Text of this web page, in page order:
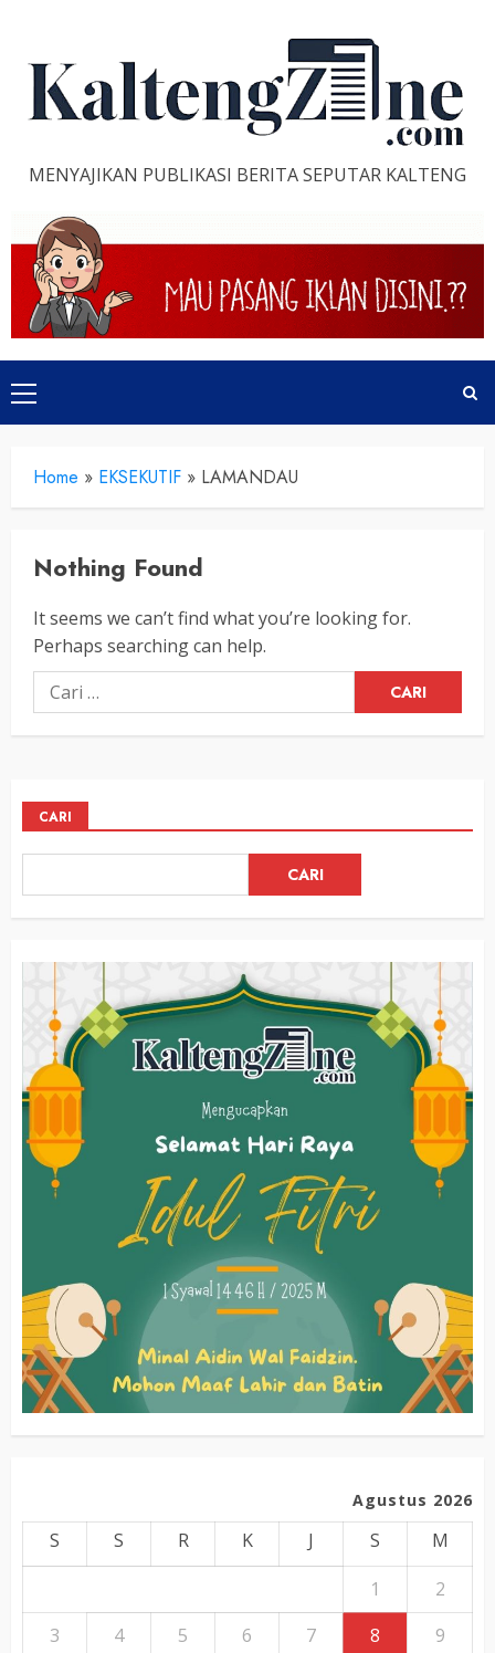
content
MENYAJIKAN PUBLIKASI BERITA SEPUTAR KALTENG
Primary
Menu
Home » EKSEKUTIF » LAMANDAU
Nothing Found
It seems we can’t find what you’re looking for.
Perhaps searching can help.
Cari
untuk:
CARI
CARI
Agustus 2026
S S R K J S
M
1
2
3
4 5 6 7 8
9